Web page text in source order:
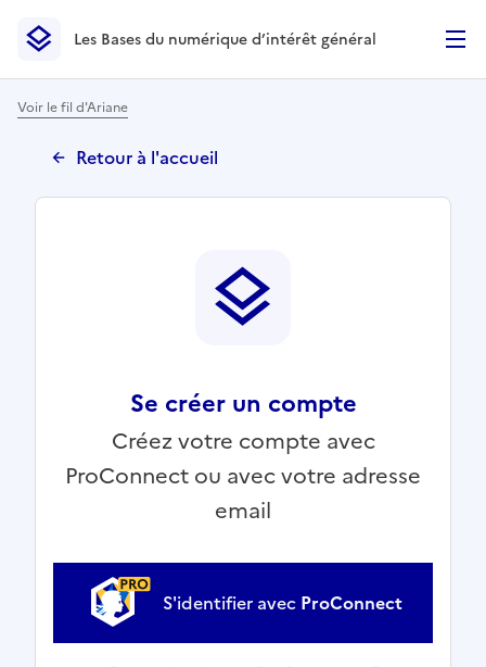
Les Bases du numérique d’intérêt général- Retour à la
Les Bases du numérique d’intérêt général
Voir le fil d'Ariane
Retour à l'accueil
Se créer un compte
Créez votre compte avec
ProConnect ou avec votre adresse
email
S'identifier avec ProConnect